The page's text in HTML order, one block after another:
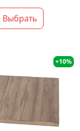
Выбрать
+10%